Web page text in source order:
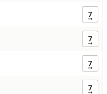
7
7
7
7